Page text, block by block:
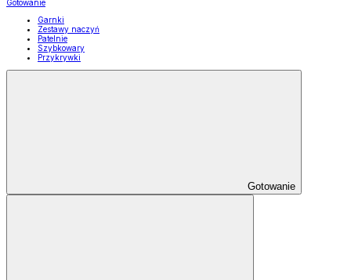
Gotowanie
Garnki
Zestawy naczyń
Patelnie
Szybkowary
Przykrywki
Gotowanie